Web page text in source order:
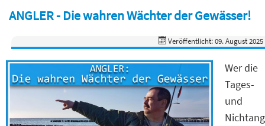
ANGLER - Die wahren Wächter der Gewässer!
Veröffentlicht: 09. August 2025
Wer die
Tages-
und
Nichtang